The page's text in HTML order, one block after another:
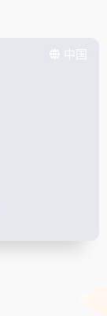
中国